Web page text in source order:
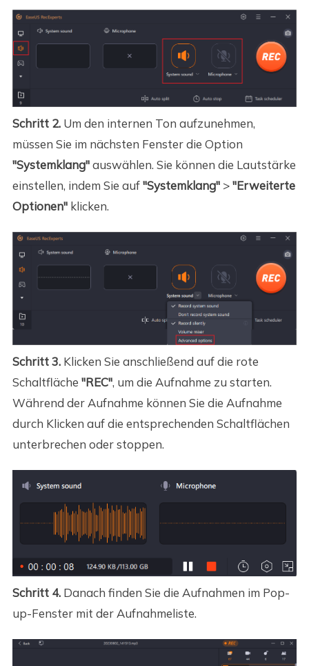
Schritt 2. Um den internen Ton aufzunehmen,
müssen Sie im nächsten Fenster die Option
"Systemklang"auswählen. Sie können die Lautstärke
einstellen, indem Sie auf"Systemklang">"Erweiterte
Optionen"klicken.
Schritt 3. Klicken Sie anschließend auf die rote
Schaltfläche "REC", um die Aufnahme zu starten.
Während der Aufnahme können Sie die Aufnahme
durch Klicken auf die entsprechenden Schaltflächen
unterbrechen oder stoppen.
Schritt 4. Danach finden Sie die Aufnahmen im Pop-
up-Fenster mit der Aufnahmeliste.